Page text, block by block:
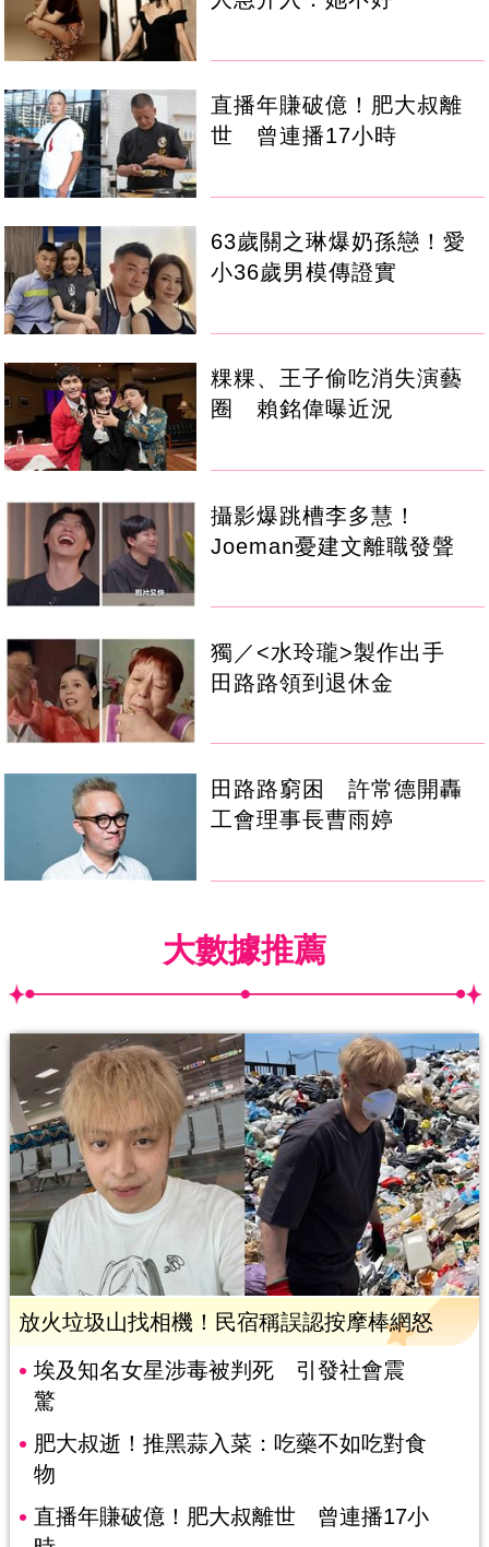
直播年賺破億！肥大叔離
世 曾連播17小時
63歲關之琳爆奶孫戀！愛
小36歲男模傳證實
粿粿、王子偷吃消失演藝
圈 賴銘偉曝近況
攝影爆跳槽李多慧！
Joeman憂建文離職發聲
獨／<水玲瓏>製作出手
田路路領到退休金
田路路窮困 許常德開轟
工會理事長曹雨婷
大數據推薦
放火垃圾山找相機！民宿稱誤認按摩棒網怒
埃及知名女星涉毒被判死 引發社會震
驚
肥大叔逝！推黑蒜入菜：吃藥不如吃對食
物
直播年賺破億！肥大叔離世 曾連播17小